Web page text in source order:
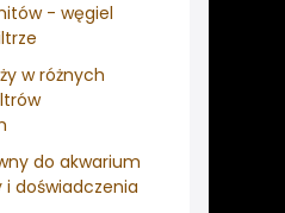
- węgiel
w różnych
do akwarium
doświadczenia